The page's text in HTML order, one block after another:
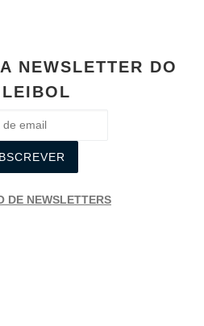
NEWSLETTER DO
DE NEWSLETTERS